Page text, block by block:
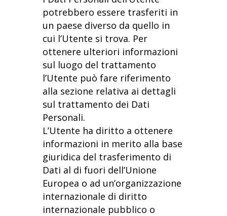
potrebbero essere trasferiti in
un paese diverso da quello in
cui l’Utente si trova. Per
ottenere ulteriori informazioni
sul luogo del trattamento
l’Utente può fare riferimento
alla sezione relativa ai dettagli
sul trattamento dei Dati
Personali.
L’Utente ha diritto a ottenere
informazioni in merito alla base
giuridica del trasferimento di
Dati al di fuori dell’Unione
Europea o ad un’organizzazione
internazionale di diritto
internazionale pubblico o